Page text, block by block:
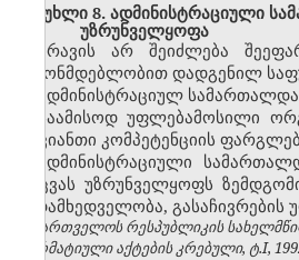
მუხლი 8. ადმინისტრაციული
უზრუნველყოფა
არავის არ შეიძლება
კანონმდებლობით დადგენილ
ადმინისტრაციულ
საამისოდ უფლებამოსილი
თავიანთი კომპეტენციის
ადმინისტრაციული
დაცვას უზრუნველყოფს
ზედამხედველობა,
საქართველოს რესპუბლიკის
ნორმატიული აქტების კრებული, ტ.I,